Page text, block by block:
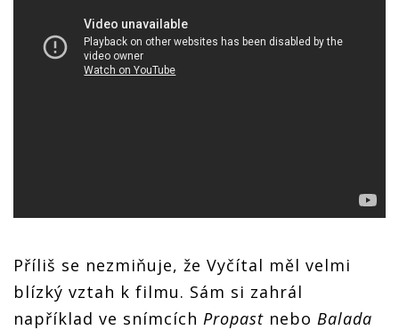
Příliš se nezmiňuje, že Vyčítal měl velmi
blízký vztah k filmu. Sám si zahrál
například ve snímcích Propast nebo Balada